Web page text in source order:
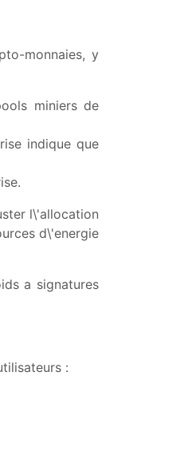
monnaies, y
miniers de
indique que
l\'allocation
d\'energie
a signatures
: